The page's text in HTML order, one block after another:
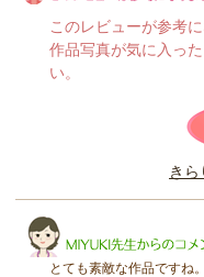
このレビューは参考にな
このレビューが参考
作品写真が気に入っ
い。
きら
とても素敵な作品ですね。